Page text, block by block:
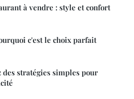
à vendre : style et confort
c'est le choix parfait
des stratégies simples pour